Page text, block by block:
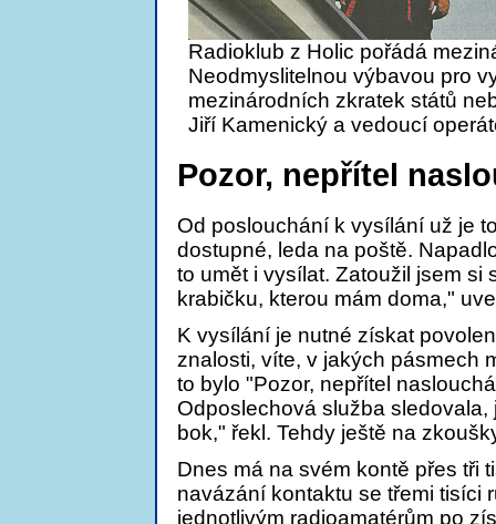
Radioklub z Holic pořádá
Neodmyslitelnou výbavou pro
mezinárodních zkratek států
Jiří Kamenický a vedoucí
Pozor, nepřítel
Od poslouchání k vysílání už je
dostupné, leda na poště.
to umět i vysílat. Zatoužil jsem
krabičku, kterou mám doma,"
K vysílání je nutné získat
znalosti, víte, v jakých pásmech
to bylo "Pozor, nepřítel
Odposlechová služba
bok," řekl. Tehdy ještě na
Dnes má na svém kontě přes tři
navázání kontaktu se třemi tisíci
jednotlivým radioamatérům po